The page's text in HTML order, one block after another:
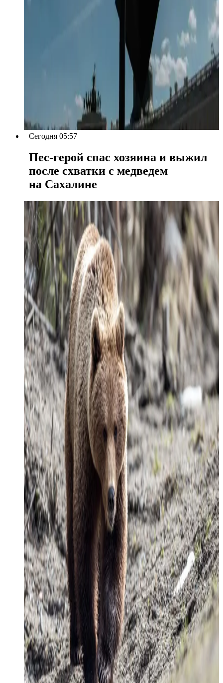
Сегодня 05:57
Пес-герой спас хозяина и выжил
после схватки с медведем
на Сахалине